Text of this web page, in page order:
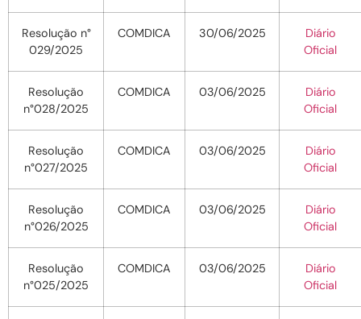
Resolução n°
029/2025
COMDICA 30/06/2025
Diário
Oficial
Resolução
n°028/2025
COMDICA 03/06/2025
Diário
Oficial
Resolução
n°027/2025
COMDICA 03/06/2025
Diário
Oficial
Resolução
n°026/2025
COMDICA 03/06/2025
Diário
Oficial
Resolução
n°025/2025
COMDICA 03/06/2025
Diário
Oficial